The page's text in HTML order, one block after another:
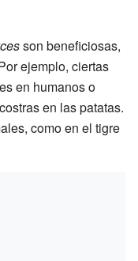
son beneficiosas,
ejemplo, ciertas
en humanos o
en las patatas.
como en el tigre